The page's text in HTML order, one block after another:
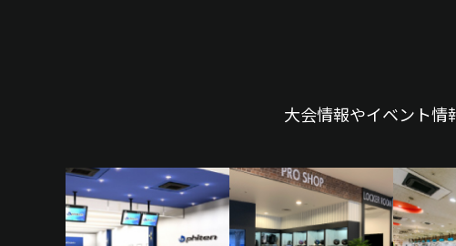
大会情報やイベント情